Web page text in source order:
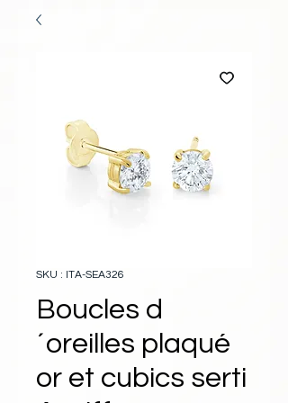
SKU : ITA-SEA326
Boucles d
´oreilles plaqué
or et cubics serti